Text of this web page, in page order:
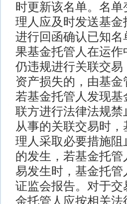
时更新该名单。名单
理人应及时发送基
进行回函确认已知名
果基金托管人在运
仍违规进行关联交易
资产损失的，由基金
若基金托管人发现
联方进行法律法规禁
从事的关联交易时
理人采取必要措施阻
的发生，若基金托
易发生时，基金托管
证监会报告。对于
金托管人应按相关法